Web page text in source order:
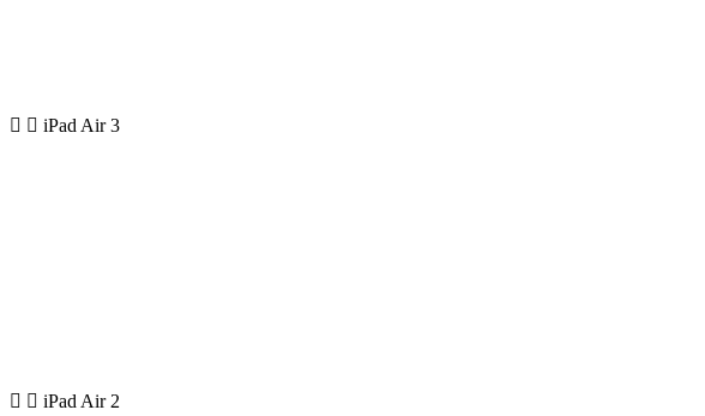
iPad Air 3
iPad Air 2